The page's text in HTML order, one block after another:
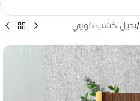
/بديل خشب كوري